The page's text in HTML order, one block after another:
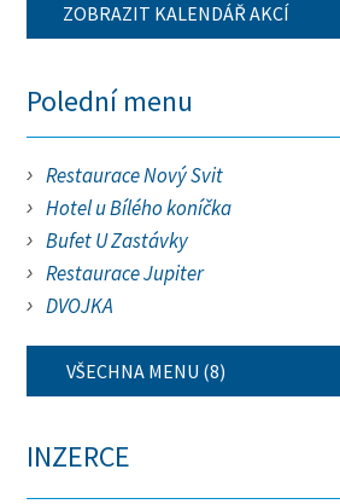
ZOBRAZIT KALENDÁŘ AKCÍ
Polední menu
Restaurace Nový Svit
Hotel u Bílého koníčka
Bufet U Zastávky
Restaurace Jupiter
DVOJKA
VŠECHNA MENU (8)
INZERCE